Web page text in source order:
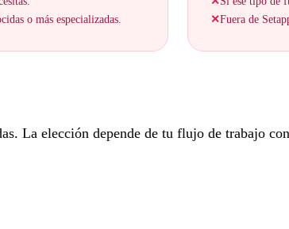
o más especializadas.
✕Fuera de
La elección depende de tu flujo de trabajo